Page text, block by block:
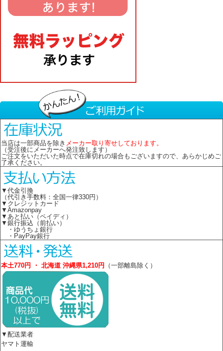
当店は一部商品を除き メーカー取り寄せしております。
（受注後にメーカーへ発注致します）
ご注文をいただいた時点で在庫切れの場合もございますので、あらかじめご
了承ください。
▼代金引換
（代引き手数料：全国一律330円）
▼クレジットカード
▼Amazonpay
▼あと払い（ペイディ）
▼銀行振込（前払い）
・ゆうちょ銀行
・PayPay銀行
本土770円 ・ 北海道 沖縄県1,210円 （一部離島除く）
▼配送業者
ヤマト運輸